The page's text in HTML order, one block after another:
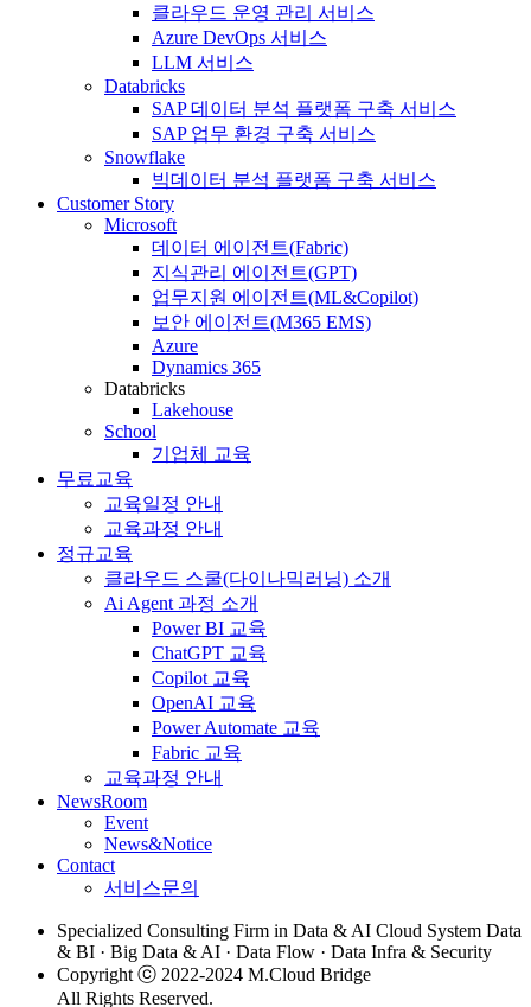
클라우드 운영 관리 서비스
Azure DevOps 서비스
LLM 서비스
Databricks
SAP 데이터 분석 플랫폼 구축 서비스
SAP 업무 환경 구축 서비스
Snowflake
빅데이터 분석 플랫폼 구축 서비스
Customer Story
Microsoft
데이터 에이전트(Fabric)
지식관리 에이전트(GPT)
업무지원 에이전트(ML&Copilot)
보안 에이전트(M365 EMS)
Azure
Dynamics 365
Databricks
Lakehouse
School
기업체 교육
무료교육
교육일정 안내
교육과정 안내
정규교육
클라우드 스쿨(다이나믹러닝) 소개
Ai Agent 과정 소개
Power BI 교육
ChatGPT 교육
Copilot 교육
OpenAI 교육
Power Automate 교육
Fabric 교육
교육과정 안내
NewsRoom
Event
News&Notice
Contact
서비스문의
Specialized Consulting Firm in Data & AI Cloud System Data
& BI · Big Data & AI · Data Flow · Data Infra & Security
Copyright ⓒ 2022-2024 M.Cloud Bridge
All Rights Reserved.